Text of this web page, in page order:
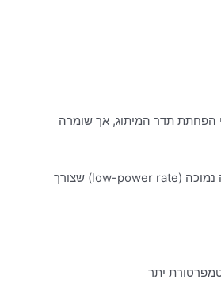
הפחתת תדר המיתוג, אך שומרה
מאפשר קלט עם סף ניתוק מדויק לניתוק העומס והעברת הרגולטור למצב צריכת אנרגיה נמוכה (low-power rate) שצורך